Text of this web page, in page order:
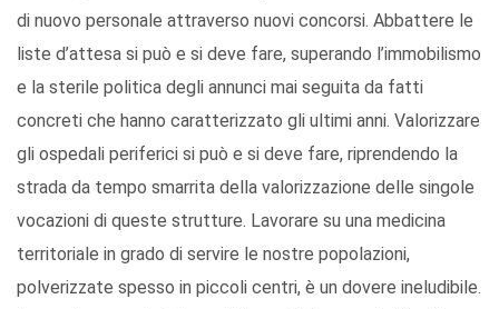
di nuovo personale attraverso nuovi concorsi. Abbattere le
liste d’attesa si può e si deve fare, superando l’immobilismo
e la sterile politica degli annunci mai seguita da fatti
concreti che hanno caratterizzato gli ultimi anni. Valorizzare
gli ospedali periferici si può e si deve fare, riprendendo la
strada da tempo smarrita della valorizzazione delle singole
vocazioni di queste strutture. Lavorare su una medicina
territoriale in grado di servire le nostre popolazioni,
polverizzate spesso in piccoli centri, è un dovere ineludibile.